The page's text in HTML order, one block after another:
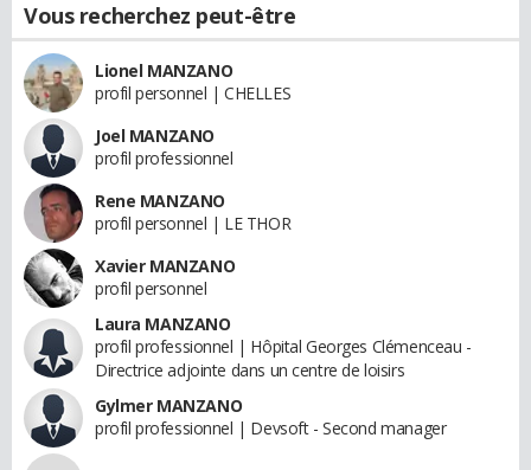
Vous recherchez peut-être
Lionel MANZANO
profil personnel | CHELLES
Joel MANZANO
profil professionnel
Rene MANZANO
profil personnel | LE THOR
Xavier MANZANO
profil personnel
Laura MANZANO
profil professionnel | Hôpital Georges Clémenceau -
Directrice adjointe dans un centre de loisirs
Gylmer MANZANO
profil professionnel | Devsoft - Second manager